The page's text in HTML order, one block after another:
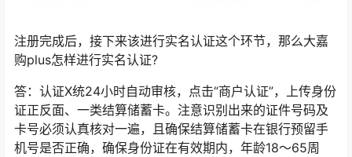
注册完成后，接下来该进行实名认证这个环节，那么大嘉
购plus怎样进行实名认证?
答：认证X统24小时自动审核，点击“商户认证”，上传身份
证正反面、一类结算储蓄卡。注意识别出来的证件号码及
卡号必须认真核对一遍，且确保结算储蓄卡在银行预留手
机号是否正确，确保身份证在有效期内，年龄18～65周